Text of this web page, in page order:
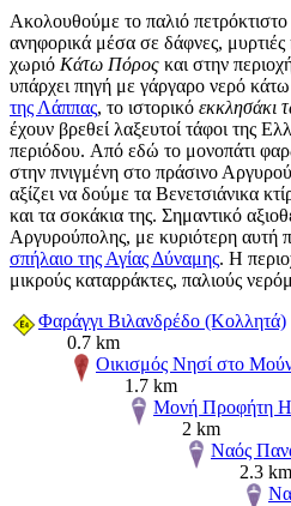
Ακολουθούμε το παλιό πετρόκτιστο
ανηφορικά μέσα σε δάφνες, μυρτιές
χωριό Κάτω Πόρος και στην
υπάρχει πηγή με γάργαρο νερό
της Λάππας, το ιστορικό εκκλησάκι
έχουν βρεθεί λαξευτοί τάφοι της
περιόδου. Από εδώ το μονοπάτι
στην πνιγμένη στο πράσινο
αξίζει να δούμε τα Βενετσιάνικα
και τα σοκάκια της. Σημαντικό
Αργυρούπολης, με κυριότερη αυτή
σπήλαιο της Αγίας Δύναμης. Η
μικρούς καταρράκτες, παλιούς
Φαράγγι Βιλανδρέδο (Κολλητά)
0.7 km
Οικισμός Νησί στο
1.7 km
Μονή Προφήτη
2 km
Ναός
2.3 km